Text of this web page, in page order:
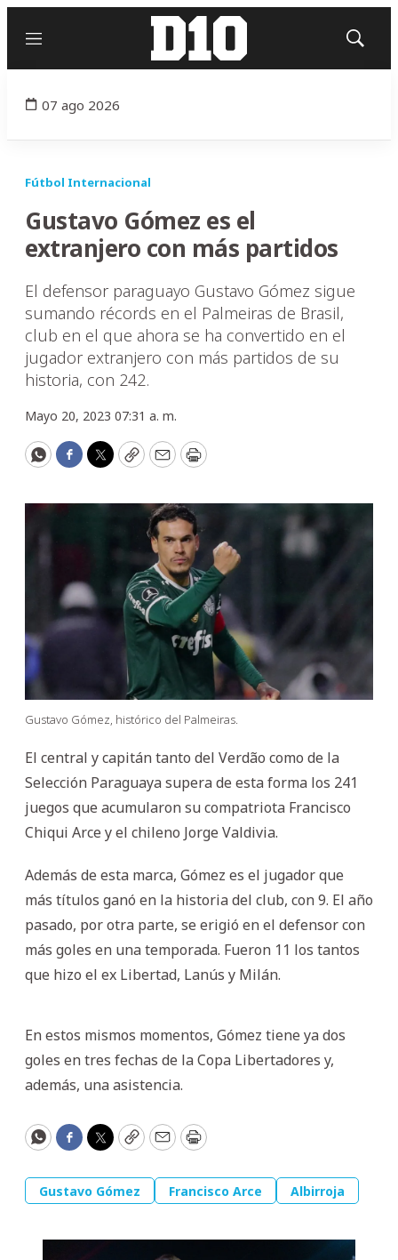
Menú
Mostrar
07 ago 2026
Fútbol Internacional
Gustavo Gómez es el
extranjero con más partidos
El defensor paraguayo Gustavo Gómez sigue
sumando récords en el Palmeiras de Brasil,
club en el que ahora se ha convertido en el
jugador extranjero con más partidos de su
historia, con 242.
Mayo 20, 2023 07:31 a. m.
WhatsApp
Facebook
Twitter
CopyEmailPrint
Gustavo Gómez, histórico del Palmeiras.
El central y capitán tanto del Verdão como de la
Selección Paraguaya supera de esta forma los 241
juegos que acumularon su compatriota Francisco
Chiqui Arce y el chileno Jorge Valdivia.
Además de esta marca, Gómez es el jugador que
más títulos ganó en la historia del club, con 9. El año
pasado, por otra parte, se erigió en el defensor con
más goles en una temporada. Fueron 11 los tantos
que hizo el ex Libertad, Lanús y Milán.
En estos mismos momentos, Gómez tiene ya dos
goles en tres fechas de la Copa Libertadores y,
además, una asistencia.
WhatsApp
Facebook
Twitter
CopyEmailPrint
Gustavo Gómez Francisco Arce Albirroja